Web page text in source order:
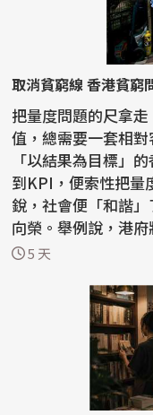
取消貧窮線 香港貧窮
把量度問題的尺拿
值，總需要一套相
「以結果為目標」
到KPI，便索性把量
銳，社會便「和諧
向榮。舉例說，港
但長年不...
5 天